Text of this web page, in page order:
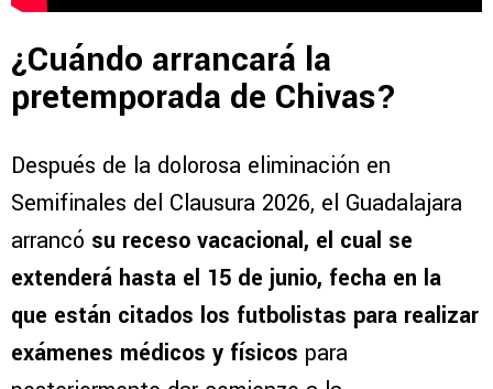
¿Cuándo arrancará la
pretemporada de Chivas?
Después de la dolorosa eliminación en
Semifinales del Clausura 2026, el Guadalajara
arrancó su receso vacacional, el cual se
extenderá hasta el 15 de junio, fecha en la
que están citados los futbolistas para realizar
exámenes médicos y físicos para